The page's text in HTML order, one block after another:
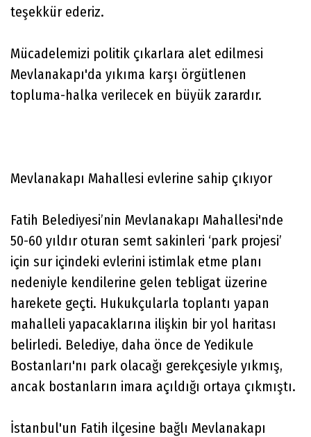
teşekkür ederiz.
Mücadelemizi politik çıkarlara alet edilmesi
Mevlanakapı'da yıkıma karşı örgütlenen
topluma-halka verilecek en büyük zarardır.
Mevlanakapı Mahallesi evlerine sahip çıkıyor
Fatih Belediyesi’nin Mevlanakapı Mahallesi'nde
50-60 yıldır oturan semt sakinleri ‘park projesi’
için sur içindeki evlerini istimlak etme planı
nedeniyle kendilerine gelen tebligat üzerine
harekete geçti. Hukukçularla toplantı yapan
mahalleli yapacaklarına ilişkin bir yol haritası
belirledi. Belediye, daha önce de Yedikule
Bostanları'nı park olacağı gerekçesiyle yıkmış,
ancak bostanların imara açıldığı ortaya çıkmıştı.
İstanbul'un Fatih ilçesine bağlı Mevlanakapı